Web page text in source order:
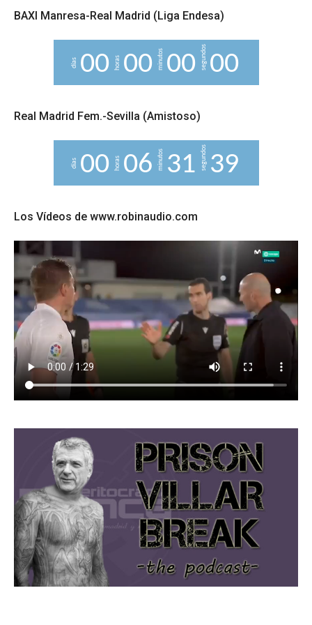
BAXI Manresa-Real Madrid (Liga Endesa)
días 00 horas 00 minutos 00segundos00
Real Madrid Fem.-Sevilla (Amistoso)
días 00 horas 06 minutos 31 segundos38
9
Los Vídeos de www.robinaudio.com